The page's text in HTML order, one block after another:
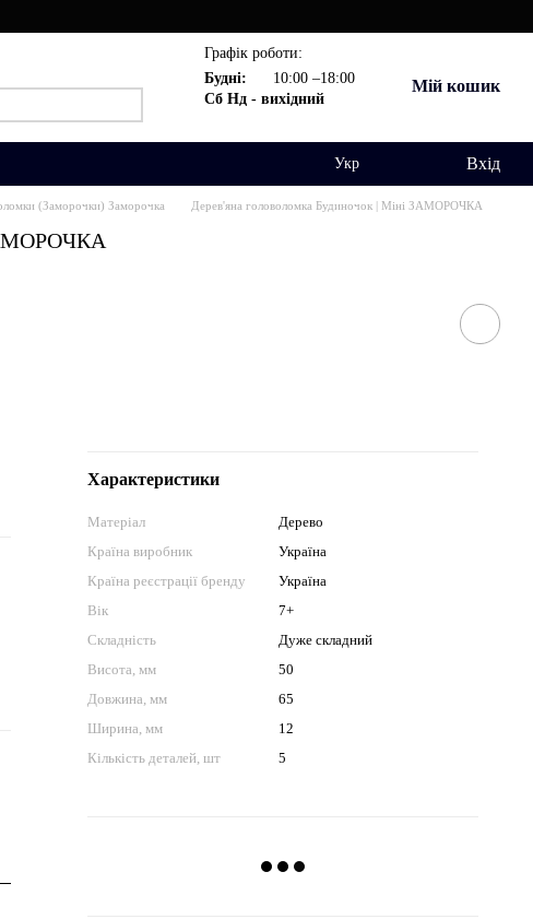
Графік роботи:
Будні:
10:00 –18:00
Сб Нд - вихідний
Мій кошик
Укр Вхід
(Заморочки) Заморочка Дерев'яна головоломка Будиночок | Міні ЗАМОРОЧКА
Характеристики
Матеріал
Дерево
Країна виробник
Україна
Країна реєстрації бренду
Україна
Вік
7+
Складність
Дуже складний
Висота, мм
50
Довжина, мм
65
Ширина, мм
12
Кількість деталей, шт
5